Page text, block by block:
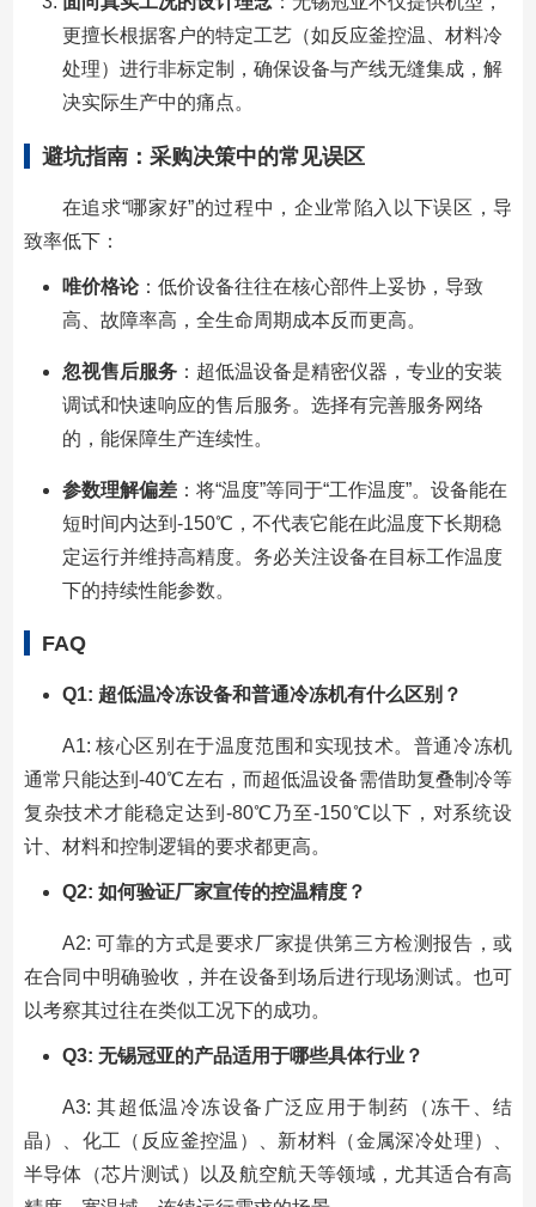
更擅长根据客户的特定工艺（如反应釜控温、材料冷
处理）进行非标定制，确保设备与产线无缝集成，解
决实际生产中的痛点。
避坑指南：采购决策中的常见误区
在追求“哪家好”的过程中，企业常陷入以下误区，导
致率低下：
唯价格论：低价设备往往在核心部件上妥协，导致
高、故障率高，全生命周期成本反而更高。
忽视售后服务：超低温设备是精密仪器，专业的安装
调试和快速响应的售后服务。选择有完善服务网络
的，能保障生产连续性。
参数理解偏差：将“温度”等同于“工作温度”。设备能在
短时间内达到-150℃，不代表它能在此温度下长期稳
定运行并维持高精度。务必关注设备在目标工作温度
下的持续性能参数。
FAQ
Q1: 超低温冷冻设备和普通冷冻机有什么区别？
A1: 核心区别在于温度范围和实现技术。普通冷冻机
通常只能达到-40℃左右，而超低温设备需借助复叠制冷等
复杂技术才能稳定达到-80℃乃至-150℃以下，对系统设
计、材料和控制逻辑的要求都更高。
Q2: 如何验证厂家宣传的控温精度？
A2: 可靠的方式是要求厂家提供第三方检测报告，或
在合同中明确验收，并在设备到场后进行现场测试。也可
以考察其过往在类似工况下的成功。
Q3: 无锡冠亚的产品适用于哪些具体行业？
A3: 其超低温冷冻设备广泛应用于制药（冻干、结
晶）、化工（反应釜控温）、新材料（金属深冷处理）、
半导体（芯片测试）以及航空航天等领域，尤其适合有高